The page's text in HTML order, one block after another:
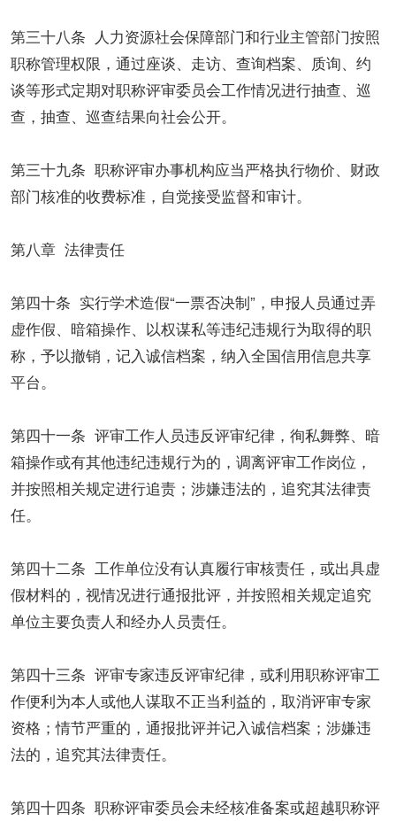
第三十八条 人力资源社会保障部门和行业主管部门按照
职称管理权限，通过座谈、走访、查询档案、质询、约
谈等形式定期对职称评审委员会工作情况进行抽查、巡
查，抽查、巡查结果向社会公开。
第三十九条 职称评审办事机构应当严格执行物价、财政
部门核准的收费标准，自觉接受监督和审计。
第八章 法律责任
第四十条 实行学术造假“一票否决制”，申报人员通过弄
虚作假、暗箱操作、以权谋私等违纪违规行为取得的职
称，予以撤销，记入诚信档案，纳入全国信用信息共享
平台。
第四十一条 评审工作人员违反评审纪律，徇私舞弊、暗
箱操作或有其他违纪违规行为的，调离评审工作岗位，
并按照相关规定进行追责；涉嫌违法的，追究其法律责
任。
第四十二条 工作单位没有认真履行审核责任，或出具虚
假材料的，视情况进行通报批评，并按照相关规定追究
单位主要负责人和经办人员责任。
第四十三条 评审专家违反评审纪律，或利用职称评审工
作便利为本人或他人谋取不正当利益的，取消评审专家
资格；情节严重的，通报批评并记入诚信档案；涉嫌违
法的，追究其法律责任。
第四十四条 职称评审委员会未经核准备案或超越职称评